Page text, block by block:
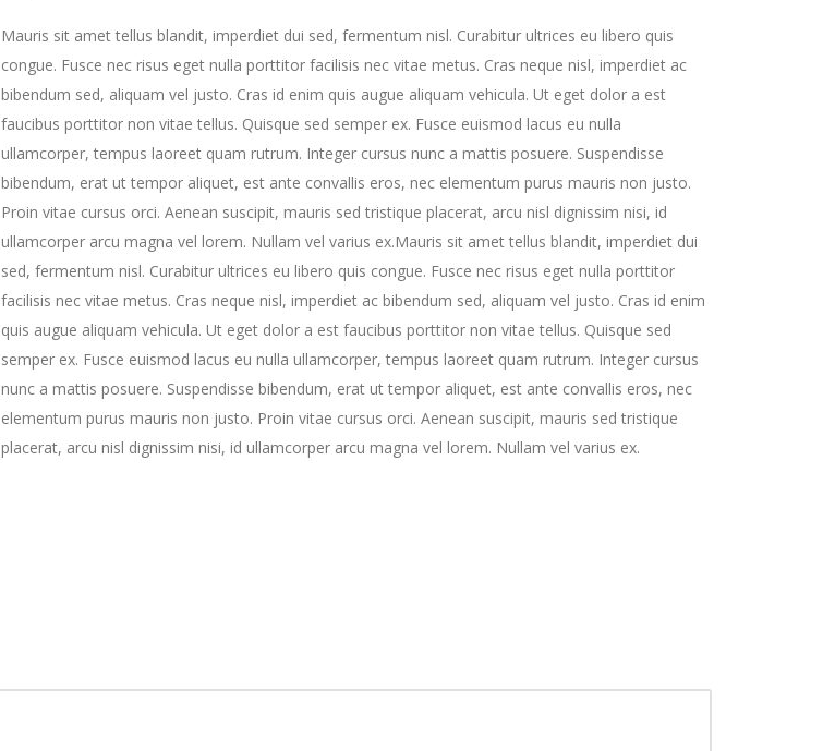
Mauris sit amet tellus blandit, imperdiet dui sed, fermentum nisl. Curabitur ultrices eu libero quis
congue. Fusce nec risus eget nulla porttitor facilisis nec vitae metus. Cras neque nisl, imperdiet ac
bibendum sed, aliquam vel justo. Cras id enim quis augue aliquam vehicula. Ut eget dolor a est
faucibus porttitor non vitae tellus. Quisque sed semper ex. Fusce euismod lacus eu nulla
ullamcorper, tempus laoreet quam rutrum. Integer cursus nunc a mattis posuere. Suspendisse
bibendum, erat ut tempor aliquet, est ante convallis eros, nec elementum purus mauris non justo.
Proin vitae cursus orci. Aenean suscipit, mauris sed tristique placerat, arcu nisl dignissim nisi, id
ullamcorper arcu magna vel lorem. Nullam vel varius ex.Mauris sit amet tellus blandit, imperdiet dui
sed, fermentum nisl. Curabitur ultrices eu libero quis congue. Fusce nec risus eget nulla porttitor
facilisis nec vitae metus. Cras neque nisl, imperdiet ac bibendum sed, aliquam vel justo. Cras id enim
quis augue aliquam vehicula. Ut eget dolor a est faucibus porttitor non vitae tellus. Quisque sed
semper ex. Fusce euismod lacus eu nulla ullamcorper, tempus laoreet quam rutrum. Integer cursus
nunc a mattis posuere. Suspendisse bibendum, erat ut tempor aliquet, est ante convallis eros, nec
elementum purus mauris non justo. Proin vitae cursus orci. Aenean suscipit, mauris sed tristique
placerat, arcu nisl dignissim nisi, id ullamcorper arcu magna vel lorem. Nullam vel varius ex.